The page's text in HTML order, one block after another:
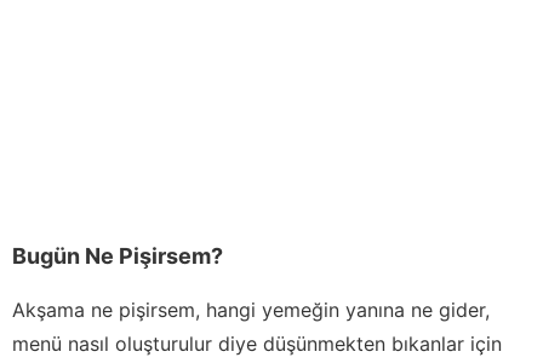
Bugün Ne Pişirsem?
Akşama ne pişirsem, hangi yemeğin yanına ne gider,
menü nasıl oluşturulur diye düşünmekten bıkanlar için